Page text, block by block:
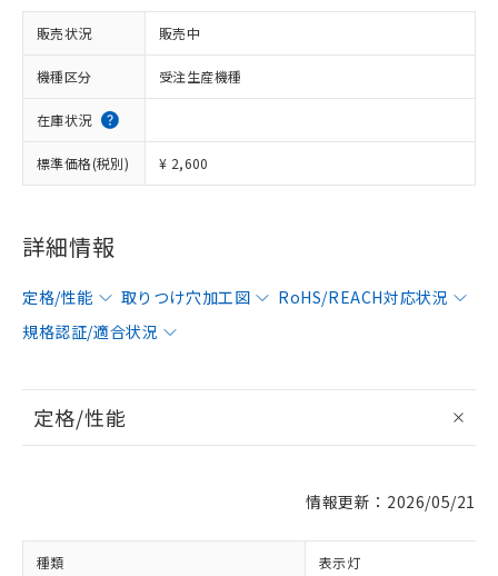
販売状況 販売中
機種区分 受注生産機種
在庫状況
標準価格(税別) ¥ 2,600
詳細情報
定格/性能 取りつけ穴加工図
RoHS/REACH対応状況
規格認証/適合状況
定格/性能
情報更新：2026/05/21
種類 表示灯